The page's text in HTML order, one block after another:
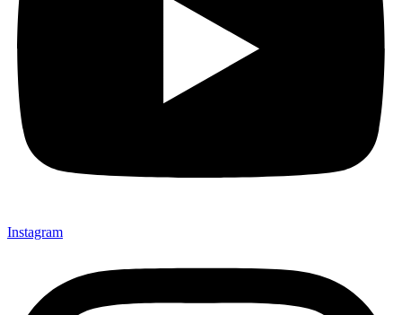
Instagram